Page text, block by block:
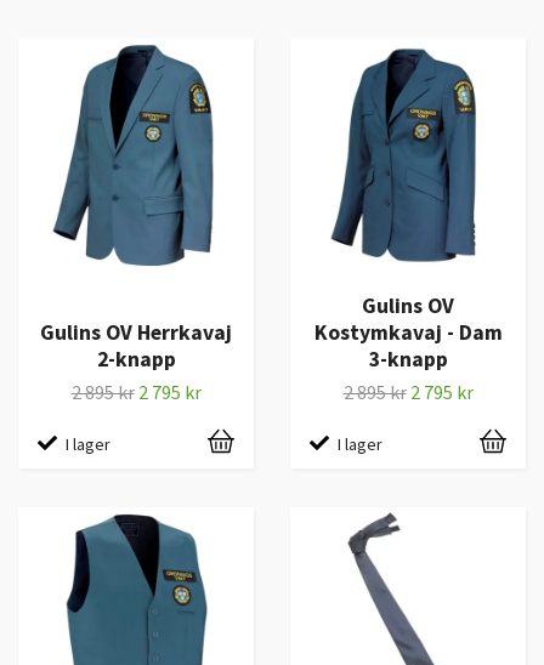
Gulins OV Herrkavaj
2-knapp
2 895 kr 2 795 kr
I lager
Gulins OV
Kostymkavaj - Dam
3-knapp
2 895 kr 2 795 kr
I lager